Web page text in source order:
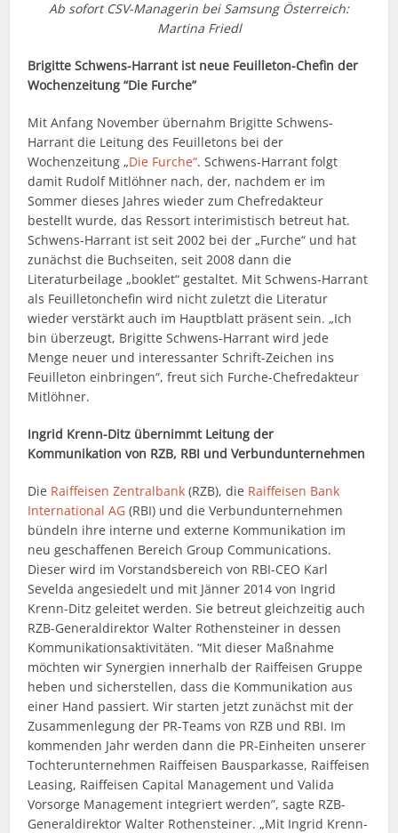
Ab sofort CSV-Managerin bei Samsung Österreich:
Martina Friedl
Brigitte Schwens-Harrant ist neue Feuilleton-Chefin der
Wochenzeitung “Die Furche”
Mit Anfang November übernahm Brigitte Schwens-
Harrant die Leitung des Feuilletons bei der
Wochenzeitung „Die Furche“. Schwens-Harrant folgt
damit Rudolf Mitlöhner nach, der, nachdem er im
Sommer dieses Jahres wieder zum Chefredakteur
bestellt wurde, das Ressort interimistisch betreut hat.
Schwens-Harrant ist seit 2002 bei der „Furche“ und hat
zunächst die Buchseiten, seit 2008 dann die
Literaturbeilage „booklet“ gestaltet. Mit Schwens-Harrant
als Feuilletonchefin wird nicht zuletzt die Literatur
wieder verstärkt auch im Hauptblatt präsent sein. „Ich
bin überzeugt, Brigitte Schwens-Harrant wird jede
Menge neuer und interessanter Schrift-Zeichen ins
Feuilleton einbringen“, freut sich Furche-Chefredakteur
Mitlöhner.
Ingrid Krenn-Ditz übernimmt Leitung der
Kommunikation von RZB, RBI und Verbundunternehmen
Die Raiffeisen Zentralbank (RZB), die Raiffeisen Bank
International AG(RBI) und die Verbundunternehmen
bündeln ihre interne und externe Kommunikation im
neu geschaffenen Bereich Group Communications.
Dieser wird im Vorstandsbereich von RBI-CEO Karl
Sevelda angesiedelt und mit Jänner 2014 von Ingrid
Krenn-Ditz geleitet werden. Sie betreut gleichzeitig auch
RZB-Generaldirektor Walter Rothensteiner in dessen
Kommunikationsaktivitäten. “Mit dieser Maßnahme
möchten wir Synergien innerhalb der Raiffeisen Gruppe
heben und sicherstellen, dass die Kommunikation aus
einer Hand passiert. Wir starten jetzt zunächst mit der
Zusammenlegung der PR-Teams von RZB und RBI. Im
kommenden Jahr werden dann die PR-Einheiten unserer
Tochterunternehmen Raiffeisen Bausparkasse, Raiffeisen
Leasing, Raiffeisen Capital Management und Valida
Vorsorge Management integriert werden”, sagte RZB-
Generaldirektor Walter Rothensteiner. „Mit Ingrid Krenn-